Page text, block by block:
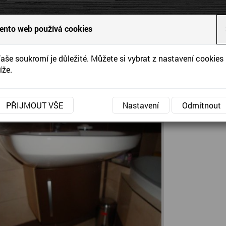
interiéry podle Vašich představ a přání
Reference Aktuality Kontakty
stránka
pod umyvadlo
web používá cookies
soukromí je důležité. Můžete si vybrat z nastavení cookies
PŘIJMOUT VŠE Nastavení Odmítnout